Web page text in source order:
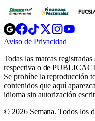
Opens
in
new
Opens
in
new
Opens
in
new
window
Opens
new
window
Aviso de Privacidad
new
window
Todas las marcas
respectiva o de
Se prohíbe la reproducción
contenidos que aquí
idioma sin autorización
© 2026 Semana. Todos los